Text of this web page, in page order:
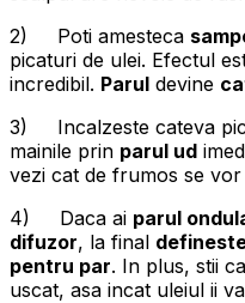
2) Poti amesteca
picaturi de ulei. Efectul
incredibil. Parul devine
3) Incalzeste cateva
mainile prin parul ud
vezi cat de frumos se
4) Daca ai parul
difuzor, la final
pentru par. In plus, stii ca
uscat, asa incat uleiul ii